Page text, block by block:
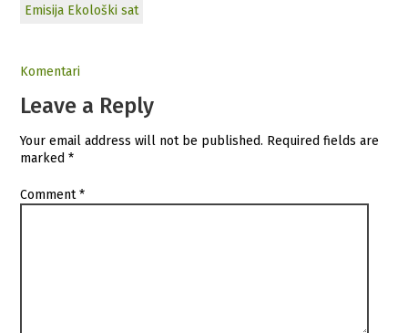
Emisija Ekološki sat
Komentari
Leave a Reply
Your email address will not be published. Required fields are
marked*
Comment*